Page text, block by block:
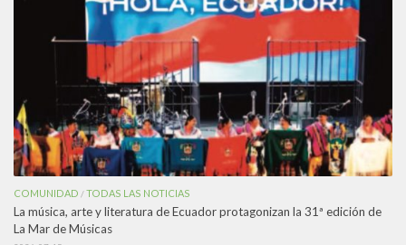
COMUNIDAD /TODAS LAS NOTICIAS
La música, arte y literatura de Ecuador protagonizan la 31ª edición de
La Mar de Músicas